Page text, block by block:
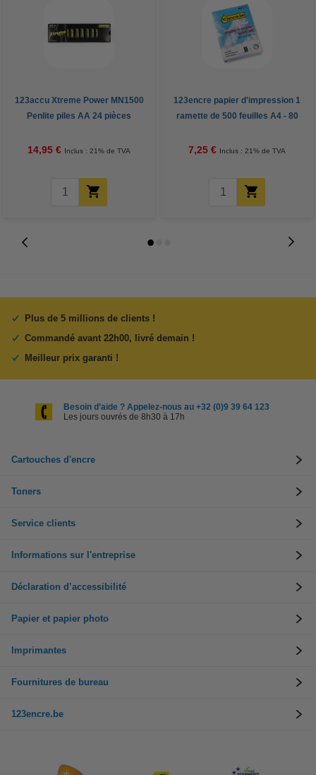
123accu Xtreme Power MN1500
Penlite piles AA 24 pièces
14,95 € Inclus : 21% de TVA
123encre papier d'impression 1
ramette de 500 feuilles A4 - 80
7,25 € Inclus : 21% de TVA
Plus de 5 millions de clients !
Commandé avant 22h00, livré demain !
Meilleur prix garanti !
Besoin d’aide ? Appelez-nous au +32 (0)9 39 64 123
Les jours ouvrés de 8h30 à 17h
Cartouches d'encre
Toners
Service clients
Informations sur l'entreprise
Déclaration d’accessibilité
Papier et papier photo
Imprimantes
Fournitures de bureau
123encre.be